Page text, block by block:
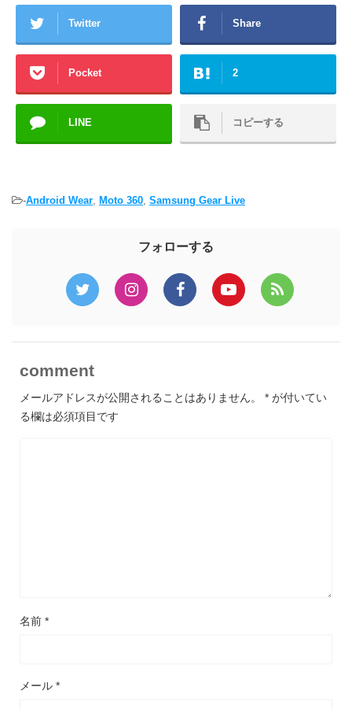
Twitter Share
Pocket 2
LINE コピーする
-Android Wear Moto 360 Samsung Gear Live
フォローする
comment
メールアドレスが公開されることはありません。 * が付いてい
る欄は必須項目です
名前 *
メール *